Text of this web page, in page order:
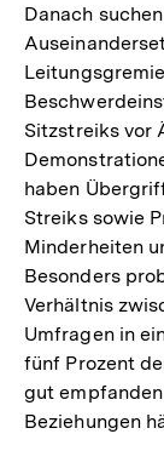
Danach
Sitzstreiks vor
haben
Streiks sowie
Minderheiten
Besonders
Verhältnis
Umfragen in
fünf Prozent
gut
Beziehungen